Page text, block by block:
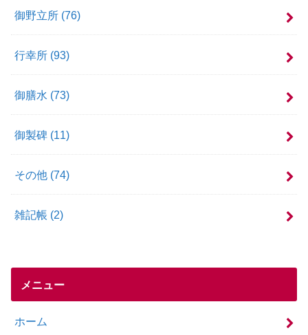
御野立所 (76)
行幸所 (93)
御膳水 (73)
御製碑 (11)
その他 (74)
雑記帳 (2)
メニュー
ホーム